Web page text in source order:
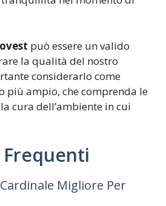
può essere un valido
la qualità del nostro
considerarlo come
più ampio, che comprenda le
cura dell’ambiente in cui
Migliore Per